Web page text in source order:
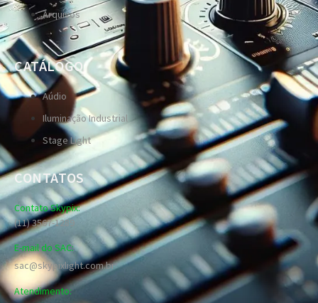
Arquivos
CATÁLOGO
Aúdio
Iluminação Industrial
Stage Light
CONTATOS
Contato Skypix:
(11) 3567-1289
E-mail do SAC:
sac@skypixlight.com.br
Atendimento: